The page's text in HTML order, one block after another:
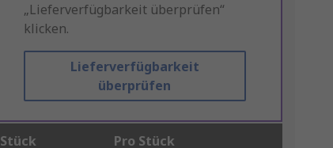
„Lieferverfügbarkeit überprüfen“
klicken.
Lieferverfügbarkeit
überprüfen
Stück Pro Stück